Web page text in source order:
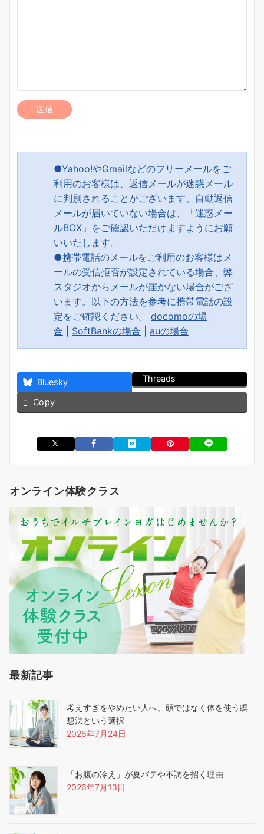
●Yahoo!やGmailなどのフリーメールをご
利用のお客様は、返信メールが迷惑メール
に判別されることがございます。自動返信
メールが届いていない場合は、「迷惑メー
ルBOX」をご確認いただけますようにお願
いいたします。
●携帯電話のメールをご利用のお客様はメ
ールの受信拒否が設定されている場合、弊
スタジオからメールが届かない場合がござ
います。以下の方法を参考に携帯電話の設
定をご確認ください。 docomoの場
合
SoftBankの場合 auの場合
Bluesky Threads
Copy
オンライン体験クラス
最新記事
考えすぎをやめたい人へ。頭ではなく体を使う瞑
想法という選択
2026年7月24日
「お腹の冷え」が夏バテや不調を招く理由
2026年7月13日